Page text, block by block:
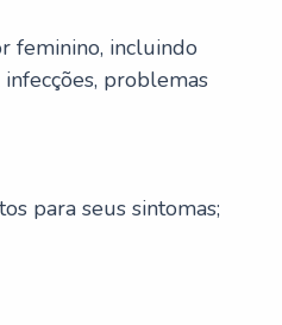
feminino, incluindo
problemas
para seus sintomas;